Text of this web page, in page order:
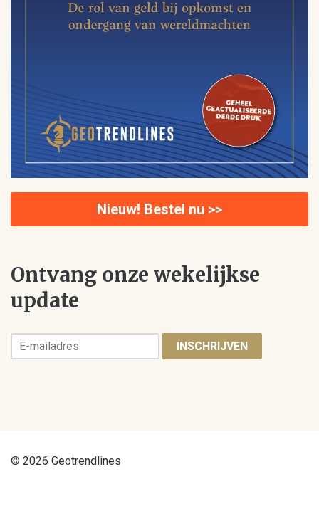
Nieuw! Bestel nu >>
Ontvang onze wekelijkse
update
INSCHRIJVEN
© 2026 Geotrendlines